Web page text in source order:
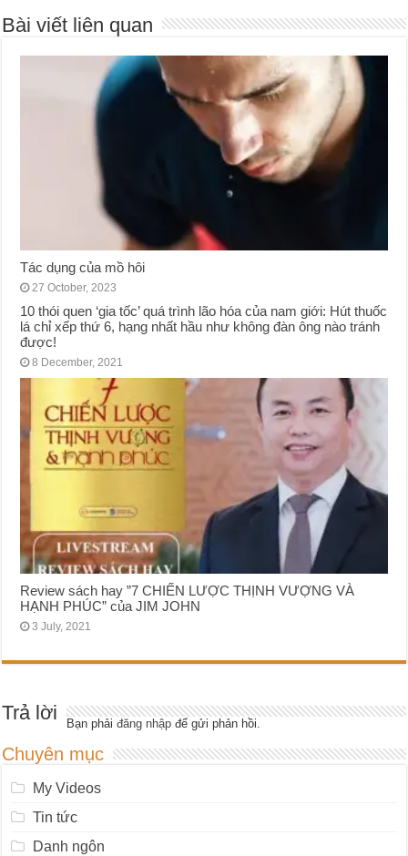
Bài viết liên quan
Tác dụng của mồ hôi
27 October, 2023
10 thói quen ‘gia tốc’ quá trình lão hóa của nam giới: Hút thuốc
lá chỉ xếp thứ 6, hạng nhất hầu như không đàn ông nào tránh
được!
8 December, 2021
Review sách hay ”7 CHIẾN LƯỢC THỊNH VƯỢNG VÀ
HẠNH PHÚC” của JIM JOHN
3 July, 2021
Trả lời Bạn phảiđăng nhập để gửi phản hồi.
Chuyên mục
My Videos
Tin tức
Danh ngôn